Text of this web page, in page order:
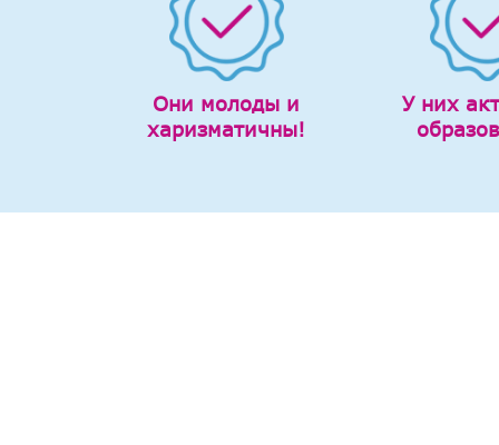
Они молоды и
харизматичны!
У них